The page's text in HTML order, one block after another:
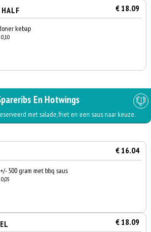
€ 18.09
kebap
En Hotwings
met salade, friet en een saus naar keuze.
€ 16.04
500 gram met bbq saus
€ 18.09